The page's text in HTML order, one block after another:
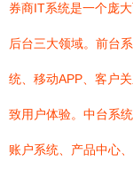
券商IT系统是一个庞
后台三大领域。前台
统、移动APP、客户
致用户体验。中台系
账户系统、产品中心